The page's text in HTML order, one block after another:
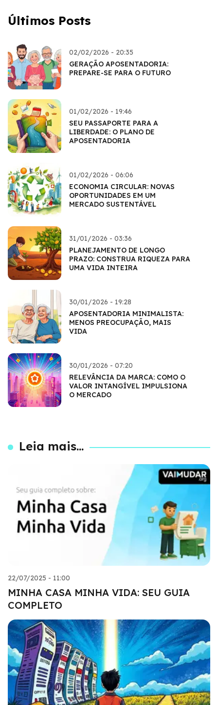
Últimos Posts
02/02/2026 - 20:35
GERAÇÃO APOSENTADORIA:
PREPARE-SE PARA O FUTURO
01/02/2026 - 19:46
SEU PASSAPORTE PARA A
LIBERDADE: O PLANO DE
APOSENTADORIA
01/02/2026 - 06:06
ECONOMIA CIRCULAR: NOVAS
OPORTUNIDADES EM UM
MERCADO SUSTENTÁVEL
31/01/2026 - 03:36
PLANEJAMENTO DE LONGO
PRAZO: CONSTRUA RIQUEZA PARA
UMA VIDA INTEIRA
30/01/2026 - 19:28
APOSENTADORIA MINIMALISTA:
MENOS PREOCUPAÇÃO, MAIS
VIDA
30/01/2026 - 07:20
RELEVÂNCIA DA MARCA: COMO O
VALOR INTANGÍVEL IMPULSIONA
O MERCADO
Leia mais...
22/07/2025 - 11:00
MINHA CASA MINHA VIDA: SEU GUIA
COMPLETO